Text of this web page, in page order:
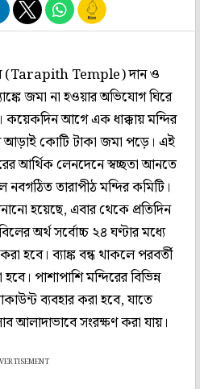
(Tarapith Temple) দান ও
জমা না হওয়ার অভিযোগ ঘিরে
কয়েকদিন আগে এক ধাক্কায় মন্দির
আড়াই কোটি টাকা জমা পড়ে। এই
আর্থিক লেনদেনে স্বচ্ছতা আনতে
নবগঠিত তারাপীঠ মন্দির কমিটি।
হয়েছে, এবার থেকে প্রতিদিন
অর্থ সর্বোচ্চ ২৪ ঘণ্টার মধ্যে
হবে। ব্যাঙ্ক বন্ধ থাকলে পরবর্তী
পাশাপাশি মন্দিরের বিভিন্ন
ব্যবহার করা হবে, যাতে
আলাদাভাবে সংরক্ষণ করা যায়।